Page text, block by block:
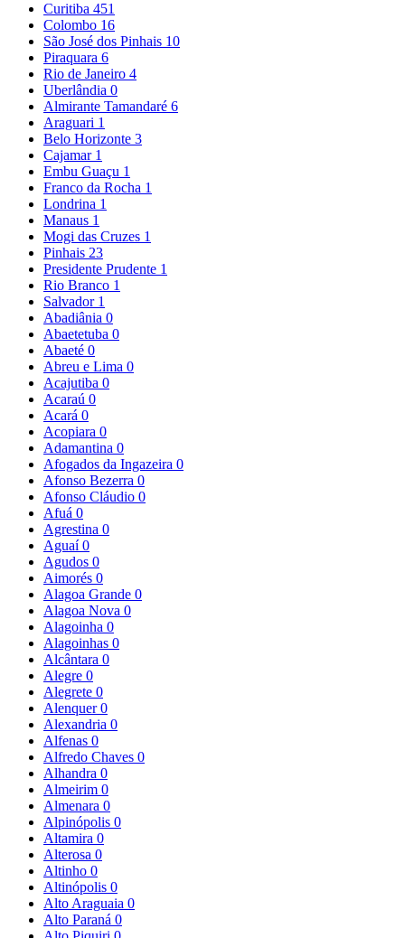
Curitiba 451
Colombo 16
São José dos Pinhais 10
Piraquara 6
Rio de Janeiro 4
Uberlândia 0
Almirante Tamandaré 6
Araguari 1
Belo Horizonte 3
Cajamar 1
Embu Guaçu 1
Franco da Rocha 1
Londrina 1
Manaus 1
Mogi das Cruzes 1
Pinhais 23
Presidente Prudente 1
Rio Branco 1
Salvador 1
Abadiânia 0
Abaetetuba 0
Abaeté 0
Abreu e Lima 0
Acajutiba 0
Acaraú 0
Acará 0
Acopiara 0
Adamantina 0
Afogados da Ingazeira 0
Afonso Bezerra 0
Afonso Cláudio 0
Afuá 0
Agrestina 0
Aguaí0
Agudos 0
Aimorés 0
Alagoa Grande 0
Alagoa Nova 0
Alagoinha 0
Alagoinhas 0
Alcântara 0
Alegre 0
Alegrete 0
Alenquer0
Alexandria 0
Alfenas 0
Alfredo Chaves 0
Alhandra 0
Almeirim 0
Almenara 0
Alpinópolis 0
Altamira 0
Alterosa 0
Altinho 0
Altinópolis 0
Alto Araguaia 0
Alto Paraná 0